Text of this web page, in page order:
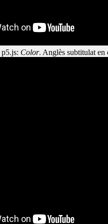
Color. Anglès subtitulat en